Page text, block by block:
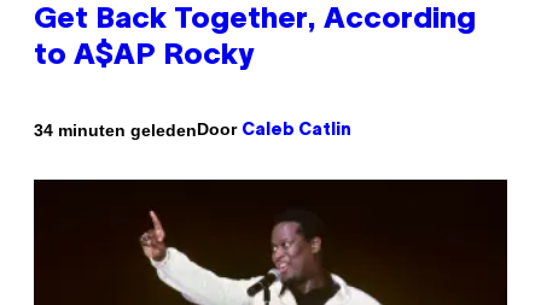
Get Back Together, According
to A$AP Rocky
34 minuten geledenDoor Caleb Catlin